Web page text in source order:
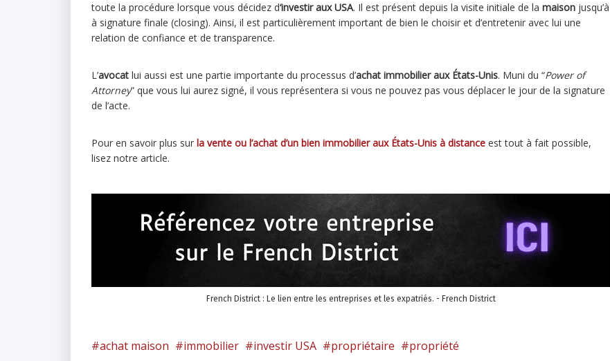
toute la procédure lorsque vous décidez d‘investir aux USA. Il est présent depuis la visite initiale de la maison jusqu’à
à signature finale (closing). Ainsi, il est particulièrement important de bien le choisir et d’entretenir avec lui une
relation de confiance et de transparence.
L’avocat lui aussi est une partie importante du processus d’achat immobilier aux États-Unis. Muni du “Power of
Attorney” que vous lui aurez signé, il vous représentera si vous ne pouvez pas vous déplacer le jour de la signature
de l’acte.
Pour en savoir plus sur la vente ou l’achat d’un bien immobilier aux États-Unis à distance est tout à fait possible,
lisez notre article.
French District : Le lien entre les entreprises et les expatriés. - French District
achat maison immobilier investir USA propriétaire propriété